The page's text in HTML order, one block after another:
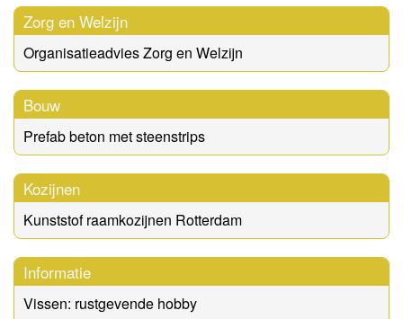
Zorg en Welzijn
Organisatieadvies Zorg en Welzijn
Bouw
Prefab beton met steenstrips
Kozijnen
Kunststof raamkozijnen Rotterdam
Informatie
Vissen: rustgevende hobby